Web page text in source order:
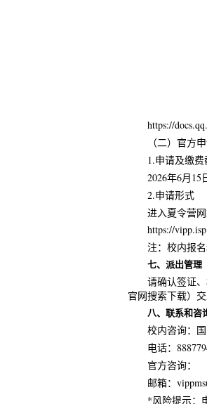
https://
（二）官方
1.申请及缴
2026年6月15
2.申请形式
进入夏令营
https://
注：校内报
七、派出管理
请确认签证
官网搜索下载）
八、联系和咨
校内咨询：
电话：
官方咨询：
邮箱：
*风险提示：